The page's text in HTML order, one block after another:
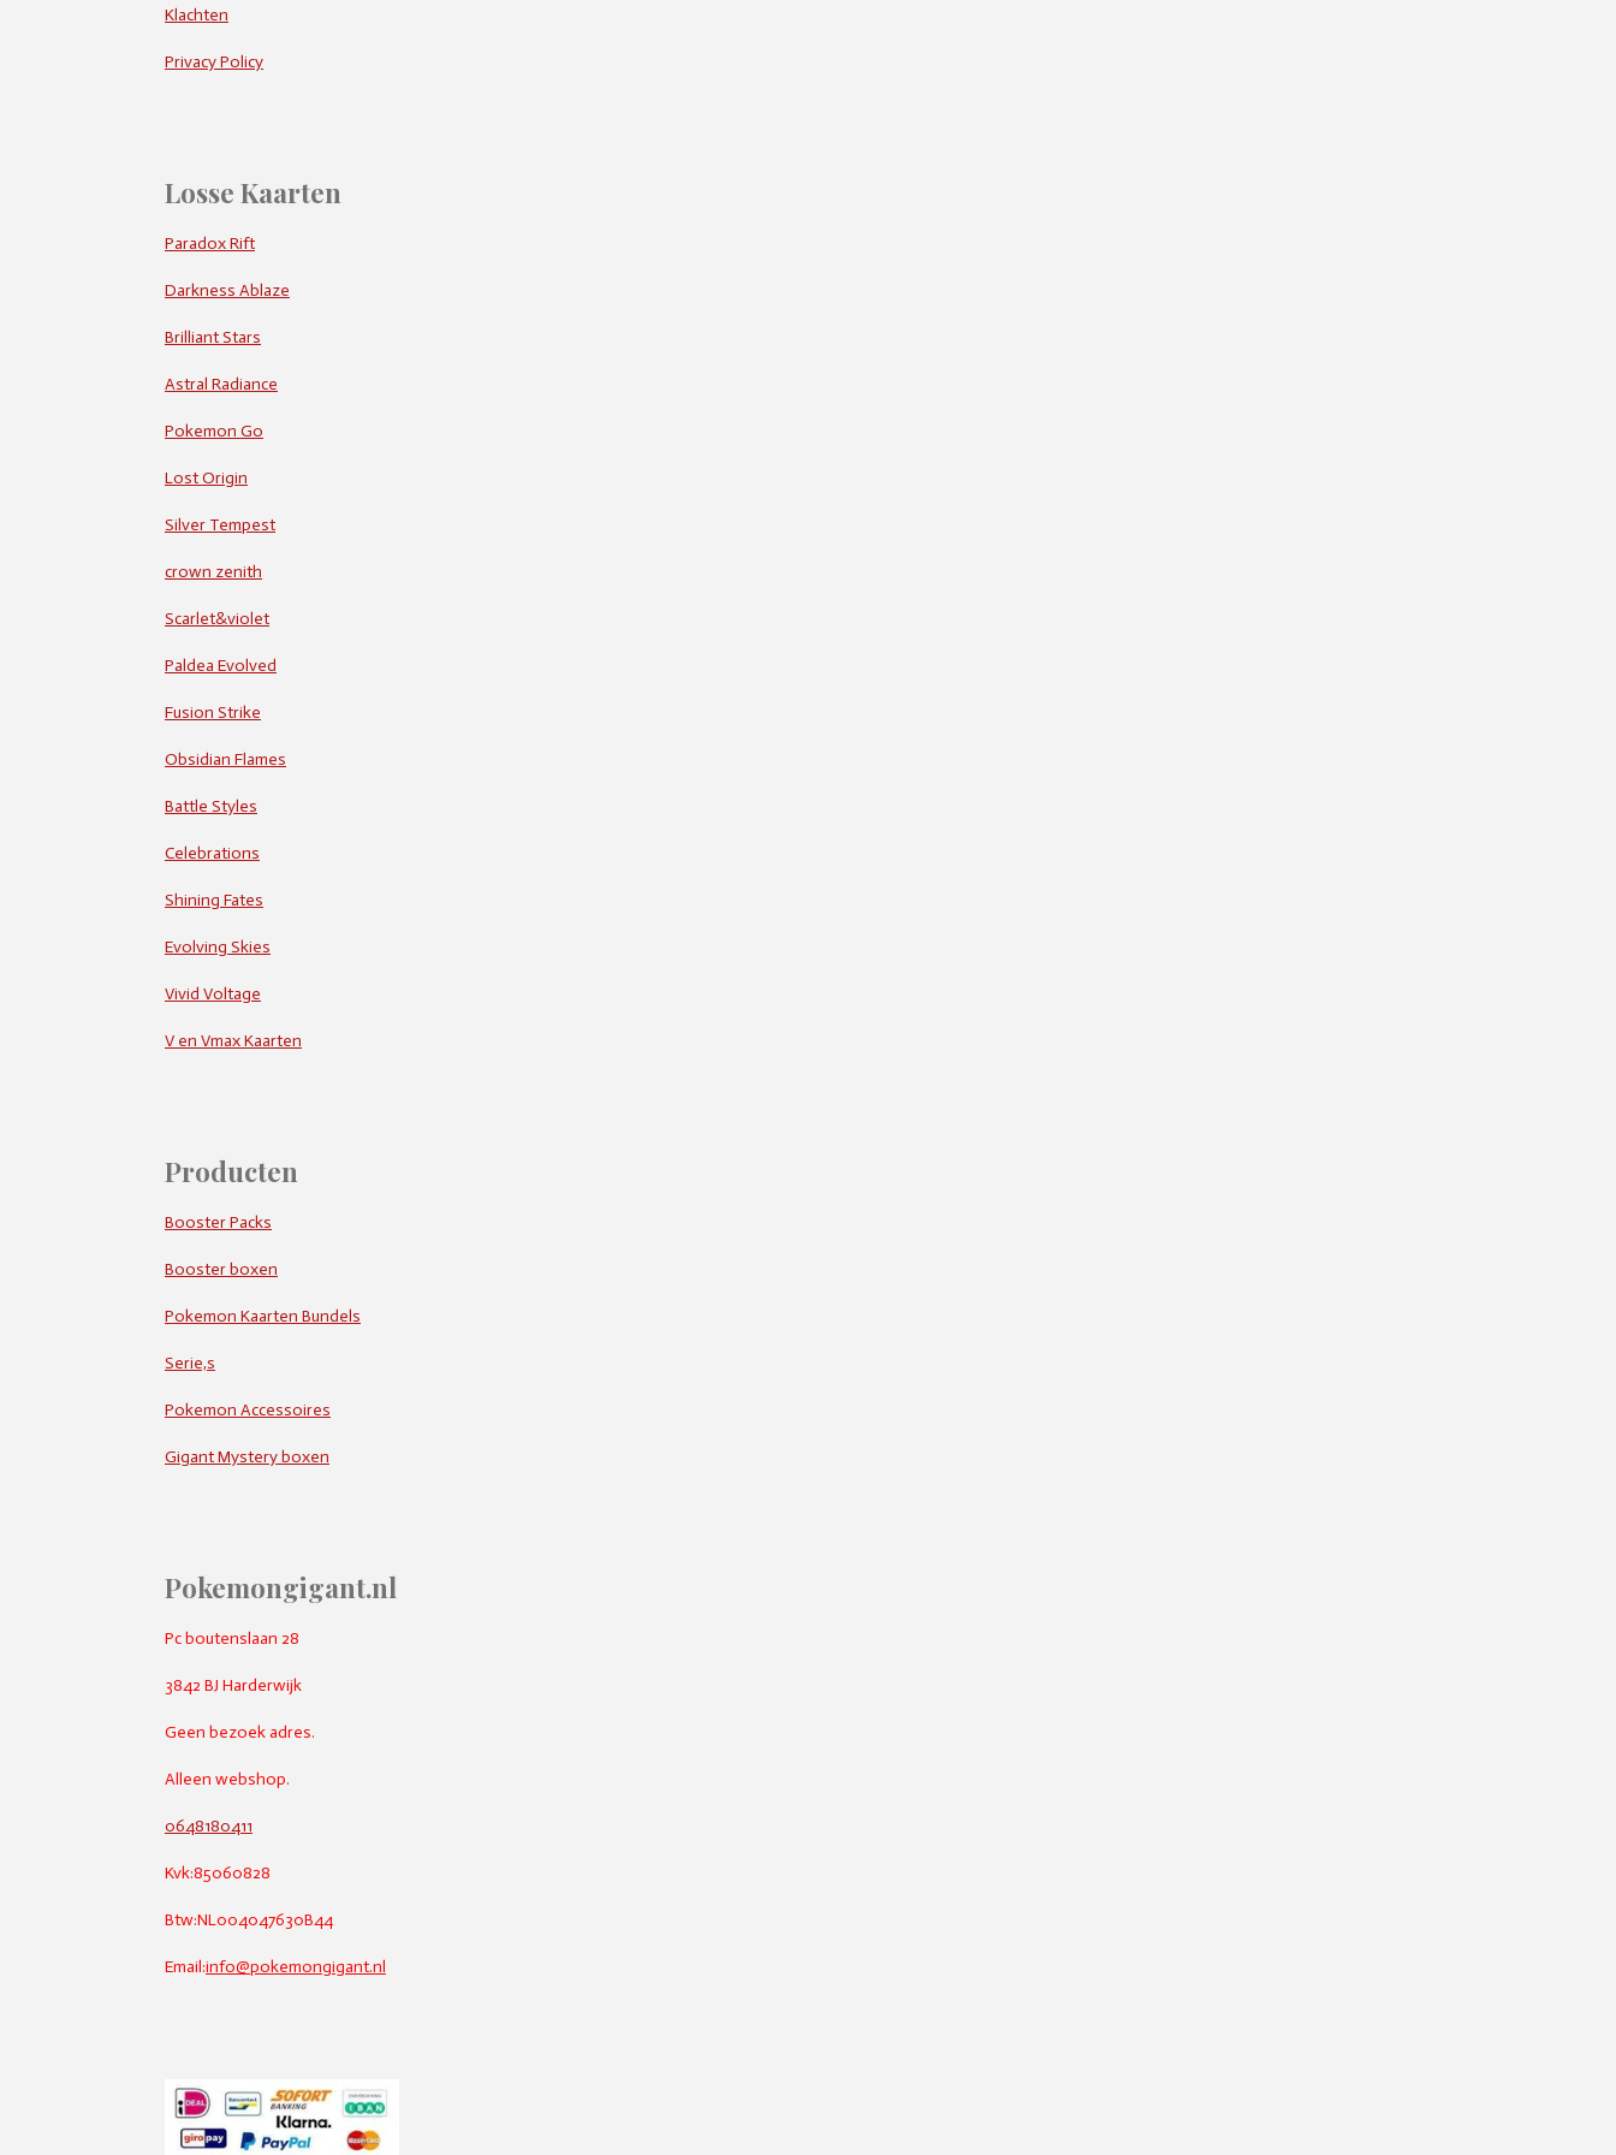
Klachten
Privacy Policy
Losse Kaarten
Paradox Rift
Darkness Ablaze
Brilliant Stars
Astral Radiance
Pokemon Go
Lost Origin
Silver Tempest
crown zenith
Scarlet&violet
Paldea Evolved
Fusion Strike
Obsidian Flames
Battle Styles
Celebrations
Shining Fates
Evolving Skies
Vivid Voltage
V en Vmax Kaarten
Producten
Booster Packs
Booster boxen
Pokemon Kaarten Bundels
Serie,s
Pokemon Accessoires
Gigant Mystery boxen
Pokemongigant.nl
Pc boutenslaan 28
3842 BJ Harderwijk
Geen bezoek adres.
Alleen webshop.
0648180411
Kvk:85060828
Btw:NL004047630B44
Email:info@pokemongigant.nl